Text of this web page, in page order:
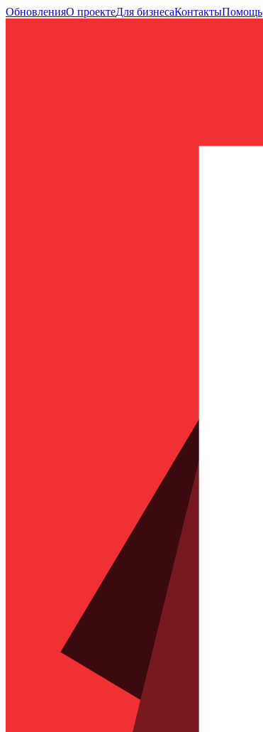
ОбновленияО проектеДля бизнесаКонтактыПомощь